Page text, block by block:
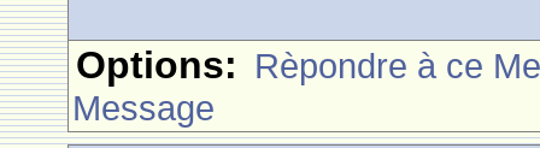
Options: Rèpondre à ce
Message